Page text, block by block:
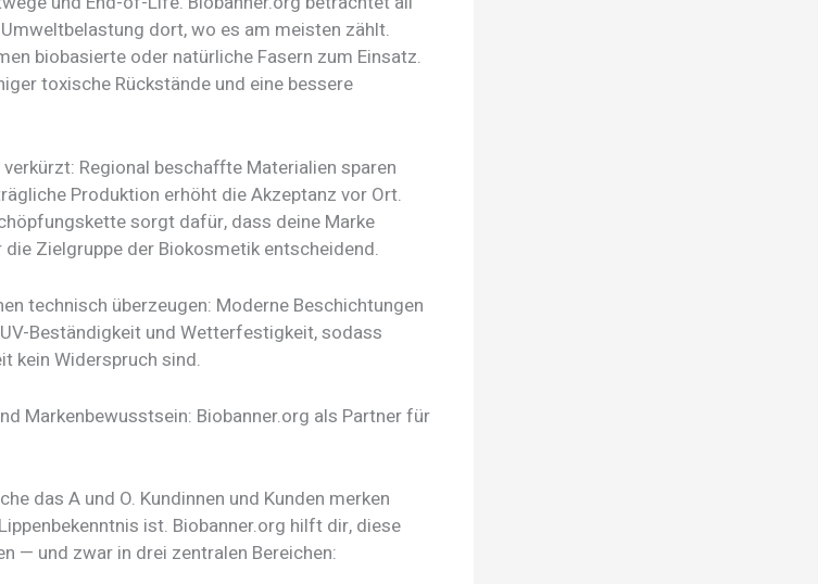
dort, wo es am meisten zählt.
biobasierte oder natürliche Fasern zum Einsatz.
toxische Rückstände und eine bessere
Regional beschaffte Materialien sparen
Produktion erhöht die Akzeptanz vor Ort.
sorgt dafür, dass deine Marke
Zielgruppe der Biokosmetik entscheidend.
technisch überzeugen: Moderne Beschichtungen
Beständigkeit und Wetterfestigkeit, sodass
kein Widerspruch sind.
Markenbewusstsein: Biobanner.org als Partner für
das A und O. Kundinnen und Kunden merken
ist. Biobanner.org hilft dir, diese
— und zwar in drei zentralen Bereichen: